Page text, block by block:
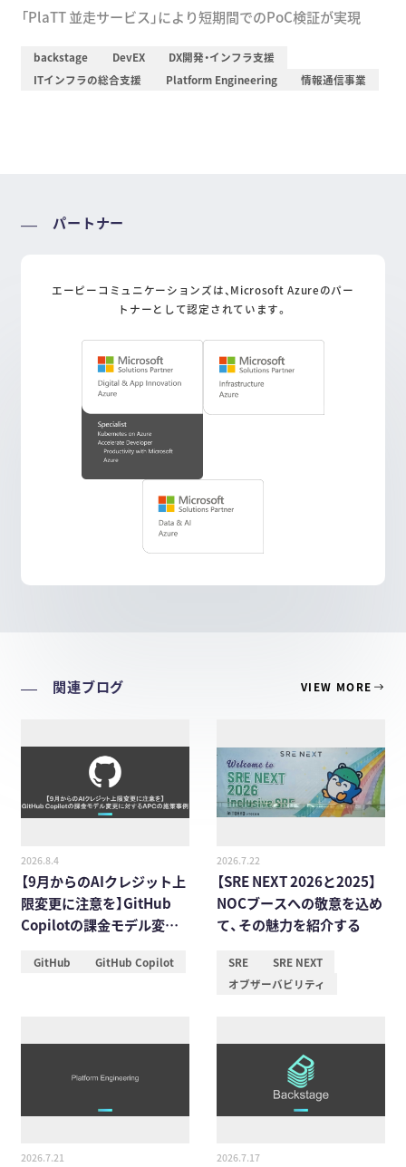
「PlaTT 並走サービス」により短期間でのPoC検証が実現
backstage DevEX
DX開発・インフラ支援
ITインフラの総合支援
Platform Engineering 情報通信事業
パートナー
エーピーコミュニケーションズは、Microsoft Azureのパー
トナーとして認定されています。
関連ブログ VIEW MORE
2026.8.4
【9月からのAIクレジット上
限変更に注意を】GitHub
Copilotの課金モデル変更
GitHub GitHub Copilot
2026.7.22
【SRE NEXT 2026と2025】
NOCブースへの敬意を込め
て、その魅力を紹介する
SRE
SRE NEXT
オブザーバビリティ
2026.7.21 2026.7.17